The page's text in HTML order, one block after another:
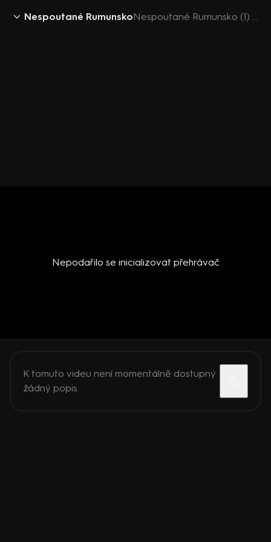
Nespoutané Rumunsko Nespoutané Rumunsko (1) - upoutávka
Nepodařilo se inicializovat přehrávač
K tomuto videu není momentálně dostupný
žádný popis.